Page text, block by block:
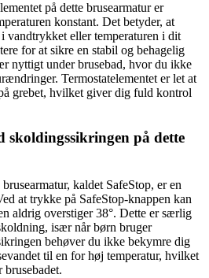
på dette brusearmatur er
konstant. Det betyder, at
vandtrykket eller temperaturen i dit
for at sikre en stabil og behagelig
nyttigt under brusebad, hvor du ikke
Termostatelementet er let at
grebet, hvilket giver dig fuld kontrol
skoldingssikringen på dette
kaldet SafeStop, er en
at trykke på SafeStop-knappen kan
aldrig overstiger 38°. Dette er særlig
især når børn bruger
behøver du ikke bekymre dig
til en for høj temperatur, hvilket